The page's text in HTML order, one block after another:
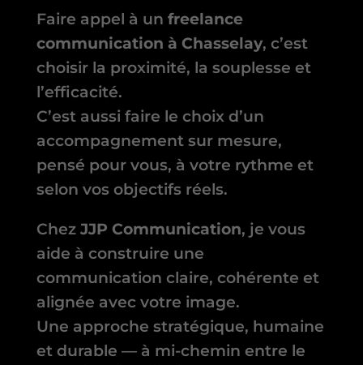
Faire appel à un freelance
communication à Chasselay, c’est
choisir la proximité, la souplesse et
l’efficacité.
C’est aussi faire le choix d’un
accompagnement sur mesure,
pensé pour vous, à votre rythme et
selon vos objectifs réels.
Chez JJP Communication, je vous
aide à construire une
communication claire, cohérente et
alignée avec votre image.
Une approche stratégique, humaine
et durable — à mi-chemin entre le